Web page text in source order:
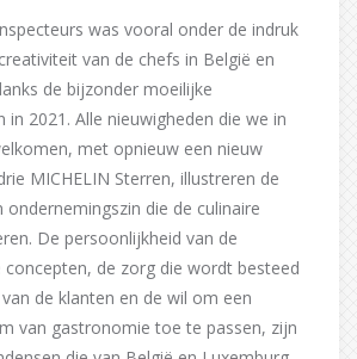
was vooral onder de indruk
van de chefs in België en
de bijzonder moeilijke
in 2021. Alle nieuwigheden die we in
met opnieuw een nieuw
MICHELIN Sterren, illustreren de
ondernemingszin die de culinaire
De persoonlijkheid van de
concepten, de zorg die wordt besteed
de klanten en de wil om een
van gastronomie toe te passen, zijn